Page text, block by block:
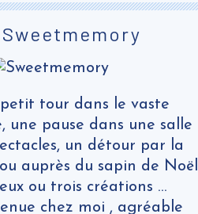
Sweetmemory
tour dans le vaste
une pause dans une salle
un détour par la
auprès du sapin de Noël
ou trois créations …
chez moi , agréable